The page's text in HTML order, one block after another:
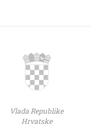
Vlada Republike
Hrvatske